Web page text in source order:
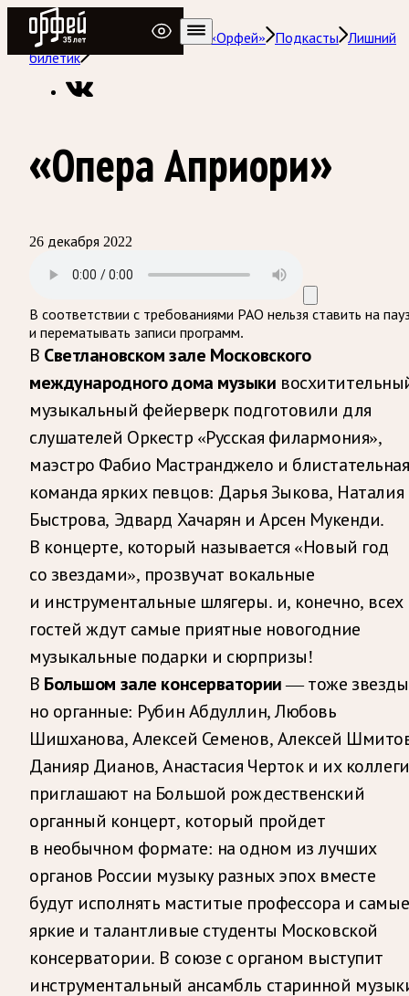
Радио Орфей
Радио классической музыки «Орфей»
Подкасты
Лишний
билетик
«Опера Априори»
26 декабря 2022
В соответствии с требованиями РАО нельзя ставить на
и перематывать записи программ.
В Светлановском зале Московского
международного дома музыки
музыкальный фейерверк подготовили для
слушателей Оркестр «Русская филармония»,
маэстро Фабио Мастранджело и блистательная
команда ярких певцов: Дарья Зыкова, Наталия
Быстрова, Эдвард Хачарян и Арсен Мукенди.
В концерте, который называется «Новый год
со звездами», прозвучат вокальные
и инструментальные шлягеры. и, конечно, всех
гостей ждут самые приятные новогодние
музыкальные подарки и сюрпризы!
В Большом зале консерватории— тоже
но органные: Рубин Абдуллин, Любовь
Шишханова, Алексей Семенов, Алексей
Данияр Дианов, Анастасия Черток и их коллеги
приглашают на Большой рождественский
органный концерт, который пройдет
в необычном формате: на одном из лучших
органов России музыку разных эпох вместе
будут исполнять маститые профессора и самые
яркие и талантливые студенты Московской
консерватории. В союзе с органом выступит
инструментальный ансамбль старинной